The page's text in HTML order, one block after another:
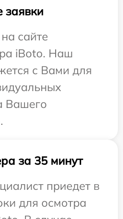
сайте
iBoto. Наш
с Вами для
Вашего
за 35 минут
приедет в
для осмотра